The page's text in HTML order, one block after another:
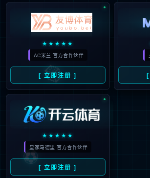
404 页面不存在
能你打开的是过
书签，或者输入
误的地址。
3秒后